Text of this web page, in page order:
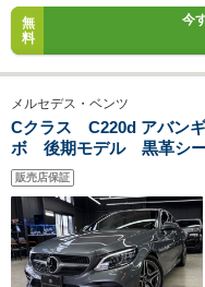
無
料
今
メルセデス・ベンツ
Cクラス C220d アバン
ボ 後期モデル 黒革シ
5月 シートヒーター レ
シート
販売店保証